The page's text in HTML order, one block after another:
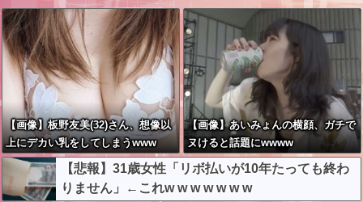
【画像】板野友美(32)さん、想像以
上にデカい乳をしてしまうwww
【画像】あいみょんの横顔、ガチで
ヌけると話題にwwww
【悲報】31歳女性「リボ払いが10年たっても終わ
りません」←これw w w w w w w